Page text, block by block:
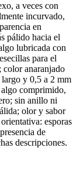
a veces con
incurvado,
en
pálido hacia el
lubricada con
para el
color anaranjado
y 0,5 a 2 mm
comprimido,
sin anillo ni
olor y sabor
esporas
de
descripciones.